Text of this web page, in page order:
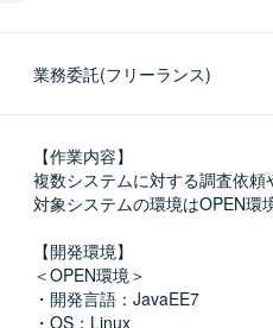
業務委託(フリーランス)
【作業内容】
複数システムに対する調査依頼
対象システムの環境はOPEN環
【開発環境】
＜OPEN環境＞
・開発言語：JavaEE7
・OS：Linux